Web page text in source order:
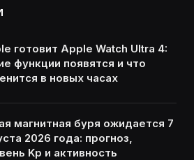
готовит Apple Watch Ultra 4:
функции появятся и что
в новых часах
магнитная буря ожидается 7
2026 года: прогноз,
Kp и активность